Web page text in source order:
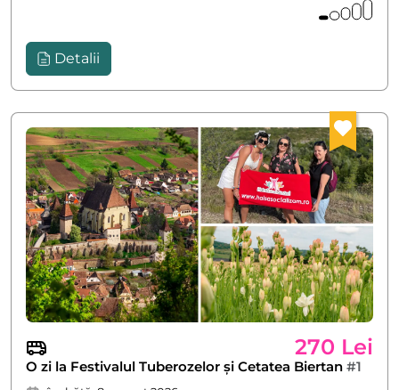
Detalii
270 Lei
O zi la Festivalul Tuberozelor și Cetatea Biertan #1